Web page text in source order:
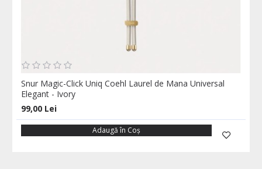
Snur Magic-Click Uniq Coehl Laurel de Mana Universal
Elegant - Ivory
99,00 Lei
Adaugă în Coş